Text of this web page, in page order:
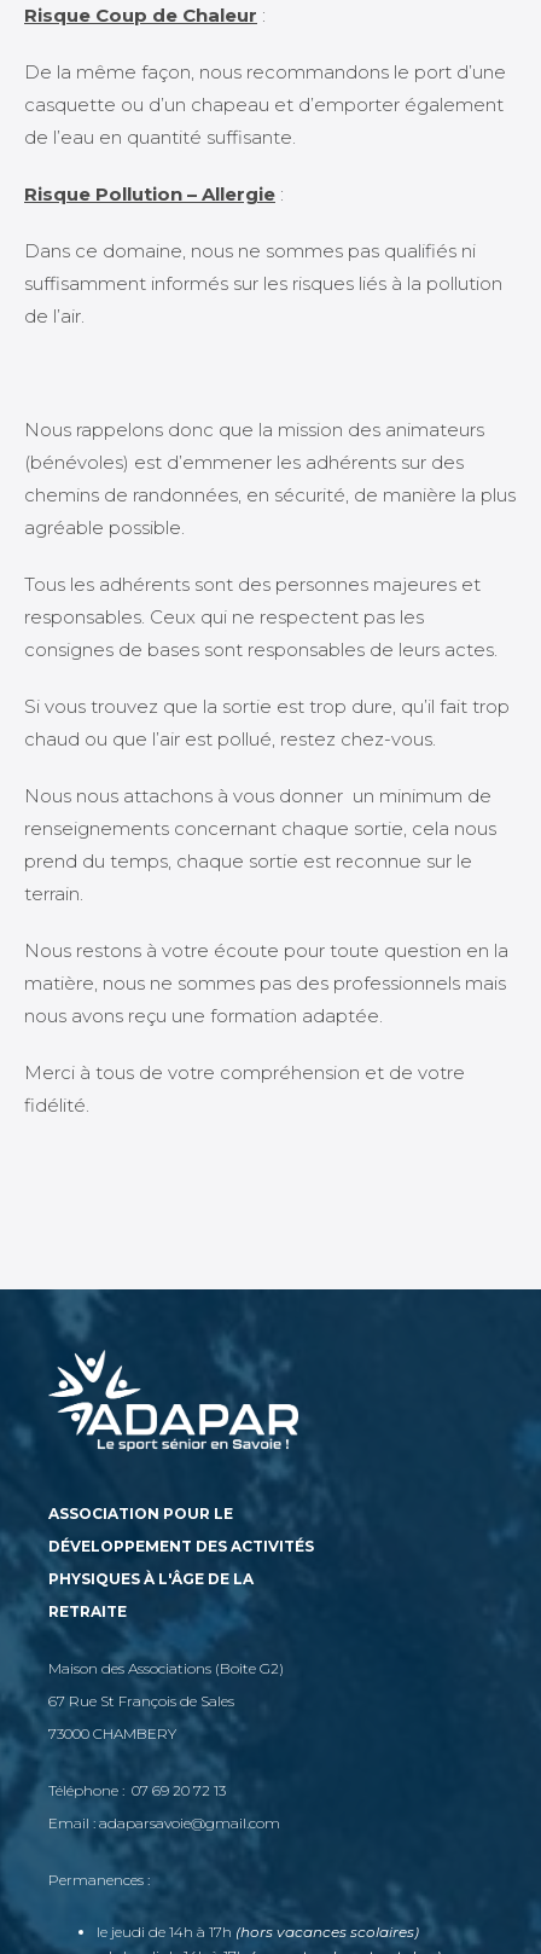
Risque Coup de Chaleur :
De la même façon, nous recommandons le port d’une
casquette ou d’un chapeau et d’emporter également
de l’eau en quantité suffisante.
Risque Pollution – Allergie :
Dans ce domaine, nous ne sommes pas qualifiés ni
suffisamment informés sur les risques liés à la pollution
de l’air.
Nous rappelons donc que la mission des animateurs
(bénévoles) est d’emmener les adhérents sur des
chemins de randonnées, en sécurité, de manière la plus
agréable possible.
Tous les adhérents sont des personnes majeures et
responsables. Ceux qui ne respectent pas les
consignes de bases sont responsables de leurs actes.
Si vous trouvez que la sortie est trop dure, qu’il fait trop
chaud ou que l’air est pollué, restez chez-vous.
Nous nous attachons à vous donner un minimum de
renseignements concernant chaque sortie, cela nous
prend du temps, chaque sortie est reconnue sur le
terrain.
Nous restons à votre écoute pour toute question en la
matière, nous ne sommes pas des professionnels mais
nous avons reçu une formation adaptée.
Merci à tous de votre compréhension et de votre
fidélité.
ASSOCIATION POUR LE
DÉVELOPPEMENT DES ACTIVITÉS
PHYSIQUES À L'ÂGE DE LA
RETRAITE
Maison des Associations (Boite G2)
67 Rue St François de Sales
73000 CHAMBERY
Téléphone : 07 69 20 72 13
Email : adaparsavoie@gmail.com
Permanences :
le jeudi de 14h à 17h (hors vacances scolaires)